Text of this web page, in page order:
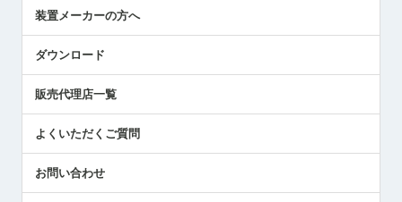
採用情報
国/地域/言語
エアマイクロセンサ製品
メトロールの技術
社員ブログ
中小企業のBCP地震対策
センサのテクニカルガイド
社長ブログ
装置メーカーの方へ
ダウンロード
販売代理店一覧
よくいただくご質問
お問い合わせ